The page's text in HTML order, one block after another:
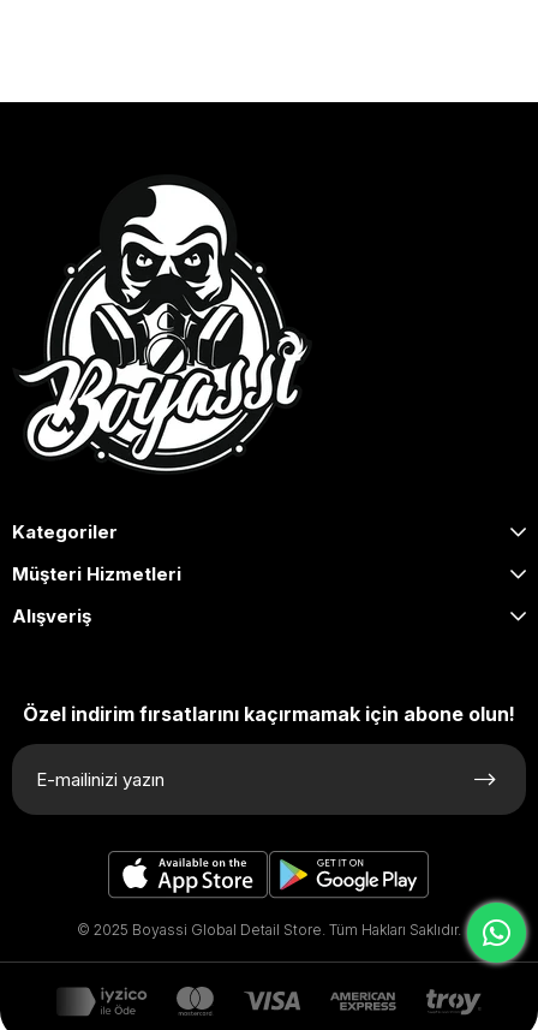
Kategoriler
Müşteri Hizmetleri
Alışveriş
Özel indirim fırsatlarını kaçırmamak için abone olun!
© 2025 Boyassi Global Detail Store. Tüm Hakları Saklıdır.